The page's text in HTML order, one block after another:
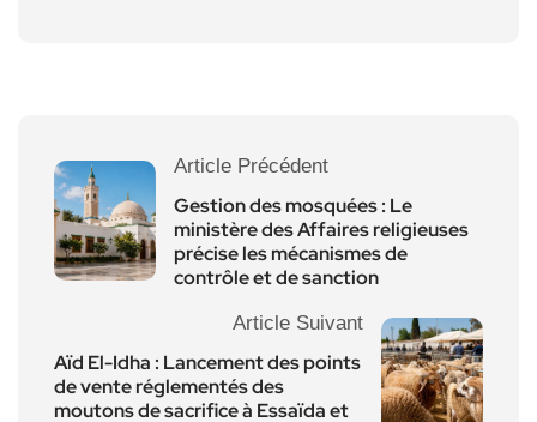
Article Précédent
Gestion des mosquées : Le
ministère des Affaires religieuses
précise les mécanismes de
contrôle et de sanction
Article Suivant
Aïd El-Idha : Lancement des points
de vente réglementés des
moutons de sacrifice à Essaïda et